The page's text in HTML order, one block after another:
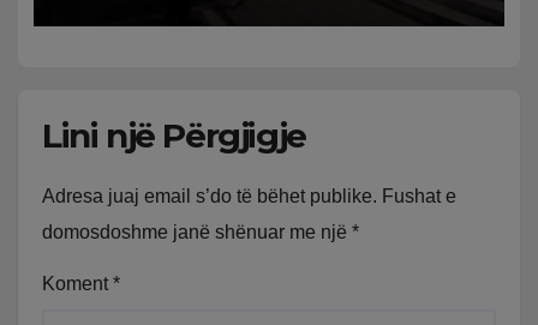
Lini një Përgjigje
Adresa juaj email s’do të bëhet publike. Fushat e
domosdoshme janë shënuar me një *
Koment *